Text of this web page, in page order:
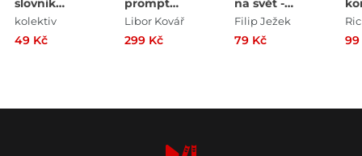
slovník
vulgarismů
kolektiv
49 Kč
prompt
inženýrství
Libor Kovář
299 Kč
na svět -
Základy
mikroekonomie
s humorem,
Filip Ježek
79 Kč 99